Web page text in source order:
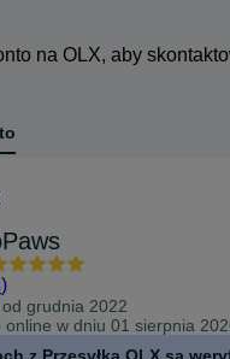
na OLX, aby
)
grudnia 2022
online w dniu 01 sierpnia
z Przesyłką OLX są